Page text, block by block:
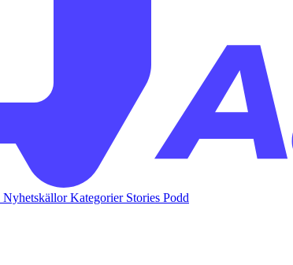
NyhetskällorKategorier Stories Podd